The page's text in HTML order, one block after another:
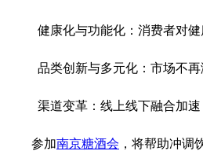
健康化与功能化：消费者对
品类创新与多元化：市场不
渠道变革：线上线下融合加
参加南京糖酒会 ，将帮助冲调